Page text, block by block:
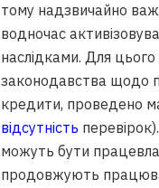
тому надзвичайно
водночас
наслідками. Для
законодавства щодо
кредити, проведено
відсутність
можуть бути
продовжують